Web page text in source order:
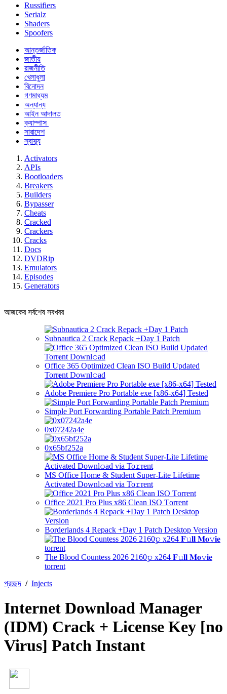
Russifiers
Serialz
Shaders
Spoofers
আন্তর্জাতিক
জাতীয়
রাজনীতি
খেলাধুলা
বিনোদন
গণমাধ্যম
অন্যান্য
আইন আদালত
ক্যাম্পাস
সারাদেশ
স্বাস্থ্য
Activators
APIs
Bootloaders
Breakers
Builders
Bypasser
Cheats
Cracked
Crackers
Cracks
Docs
DVDRip
Emulators
Episodes
Generators
আজকের সর্বশেষ সবখবর
Subnautica 2 Crack Repack +Day 1 Patch
Office 365 Optimized Clean ISO Build Updated
Torr𝐞nt Downl𝚘аd
Adobe Premiere Pro Portable exe [x86-x64] Tested
Simple Port Forwarding Portable Patch Premium
0x07242a4e
0x65bf252a
MS Office Home & Student Super-Lite Lifetime
Activated Downl𝚘ad via To𝚛rent
Office 2021 Pro Plus x86 Clean ISO Tоrrеnt
Borderlands 4 Repack +Day 1 Patch Desktop Version
The Blood Countess 2026 2160𝚙 x264 𝐅𝚞𝐥𝐥 𝐌𝐨𝚟𝐢𝐞
torrent
প্রচ্ছদ / Injects
Internet Download Manager
(IDM) Crack + License Key [no
Virus] Patch Instant